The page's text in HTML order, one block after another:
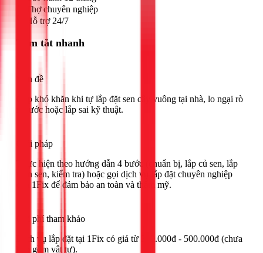
Thợ chuyên nghiệp
Hỗ trợ 24/7
Tóm tắt nhanh
Vấn đề
Gặp khó khăn khi tự lắp đặt sen cây vuông tại nhà, lo ngại rò
rỉ nước hoặc lắp sai kỹ thuật.
Giải pháp
Thực hiện theo hướng dẫn 4 bước (chuẩn bị, lắp củ sen, lắp
thân sen, kiểm tra) hoặc gọi dịch vụ lắp đặt chuyên nghiệp
của 1Fix để đảm bảo an toàn và thẩm mỹ.
Chi phí tham khảo
Dịch vụ lắp đặt tại 1Fix có giá từ 300.000đ - 500.000đ (chưa
bao gồm vật tư).